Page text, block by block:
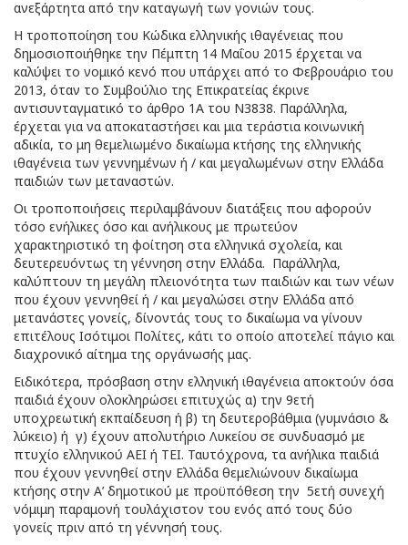
ανεξάρτητα από την καταγωγή των γονιών τους.
Η τροποποίηση του Κώδικα ελληνικής ιθαγένειας που
δημοσιοποιήθηκε την Πέμπτη 14 Μαΐου 2015 έρχεται να
καλύψει το νομικό κενό που υπάρχει από το Φεβρουάριο του
2013, όταν το Συμβούλιο της Επικρατείας έκρινε
αντισυνταγματικό το άρθρο 1Α του Ν3838. Παράλληλα,
έρχεται για να αποκαταστήσει και μια τεράστια κοινωνική
αδικία, το μη θεμελιωμένο δικαίωμα κτήσης της ελληνικής
ιθαγένεια των γεννημένων ή / και μεγαλωμένων στην Ελλάδα
παιδιών των μεταναστών.
Οι τροποποιήσεις περιλαμβάνουν διατάξεις που αφορούν
τόσο ενήλικες όσο και ανήλικους με πρωτεύον
χαρακτηριστικό τη φοίτηση στα ελληνικά σχολεία, και
δευτερευόντως τη γέννηση στην Ελλάδα. Παράλληλα,
καλύπτουν τη μεγάλη πλειονότητα των παιδιών και των νέων
που έχουν γεννηθεί ή / και μεγαλώσει στην Ελλάδα από
μετανάστες γονείς, δίνοντάς τους το δικαίωμα να γίνουν
επιτέλους Ισότιμοι Πολίτες, κάτι το οποίο αποτελεί πάγιο και
διαχρονικό αίτημα της οργάνωσής μας.
Ειδικότερα, πρόσβαση στην ελληνική ιθαγένεια αποκτούν όσα
παιδιά έχουν ολοκληρώσει επιτυχώς α) την 9ετή
υποχρεωτική εκπαίδευση ή β) τη δευτεροβάθμια (γυμνάσιο &
λύκειο) ή γ) έχουν απολυτήριο Λυκείου σε συνδυασμό με
πτυχίο ελληνικού ΑΕΙ ή ΤΕΙ. Ταυτόχρονα, τα ανήλικα παιδιά
που έχουν γεννηθεί στην Ελλάδα θεμελιώνουν δικαίωμα
κτήσης στην Α’ δημοτικού με προϋπόθεση την 5ετή συνεχή
νόμιμη παραμονή τουλάχιστον του ενός από τους δύο
γονείς πριν από τη γέννησή τους.